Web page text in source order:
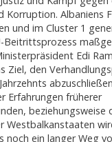
Korruption. Albaniens
und im Cluster 1
Beitrittsprozess
Edi
Ziel, den
Erfahrungen früherer
beziehungsweise
Westbalkanstaaten
noch ein langer Weg